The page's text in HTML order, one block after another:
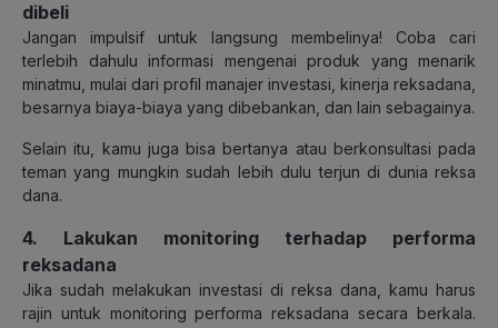
dibeli
Jangan impulsif untuk langsung membelinya! Coba cari
terlebih dahulu informasi mengenai produk yang menarik
minatmu, mulai dari profil manajer investasi, kinerja reksadana,
besarnya biaya-biaya yang dibebankan, dan lain sebagainya.
Selain itu, kamu juga bisa bertanya atau berkonsultasi pada
teman yang mungkin sudah lebih dulu terjun di dunia reksa
dana.
4. Lakukan monitoring terhadap performa
reksadana
Jika sudah melakukan investasi di reksa dana, kamu harus
rajin untuk monitoring performa reksadana secara berkala.